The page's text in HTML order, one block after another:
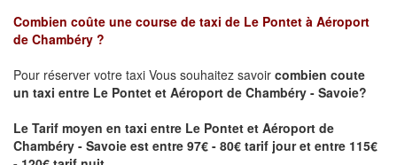
Combien coûte une course de taxi de Le Pontet à Aéroport
de Chambéry ?
Pour réserver votre taxi Vous souhaitez savoir combien coute
un taxi entre Le Pontet et Aéroport de Chambéry - Savoie?
Le Tarif moyen en taxi entre Le Pontet et Aéroport de
Chambéry - Savoie est entre 97€ - 80€ tarif jour et entre 115€